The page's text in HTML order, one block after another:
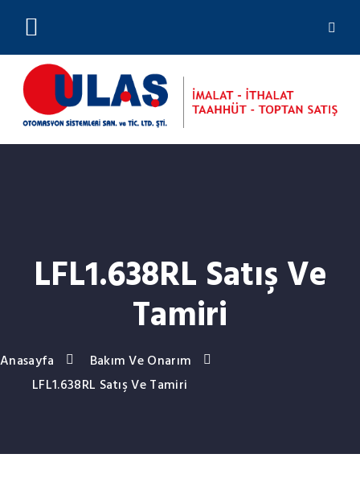
LFL1.638RL Satış Ve
Tamiri
Anasayfa
Bakım Ve Onarım
LFL1.638RL Satış Ve Tamiri